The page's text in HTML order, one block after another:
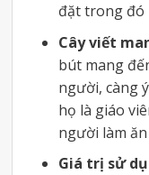
đặt trong đó
Cây viết
bút mang
người, càng
họ là giáo
người làm
Giá trị sử